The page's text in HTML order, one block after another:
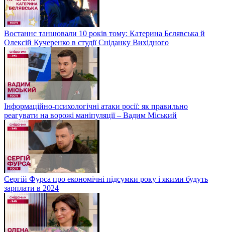
Востаннє танцювали 10 років тому: Катерина Бєлявська й
Олексій Кучеренко в студії Сніданку Вихідного
Інформаційно-психологічні атаки росії: як правильно
реагувати на ворожі маніпуляції – Вадим Міський
Сергій Фурса про економічні підсумки року і якими будуть
зарплати в 2024